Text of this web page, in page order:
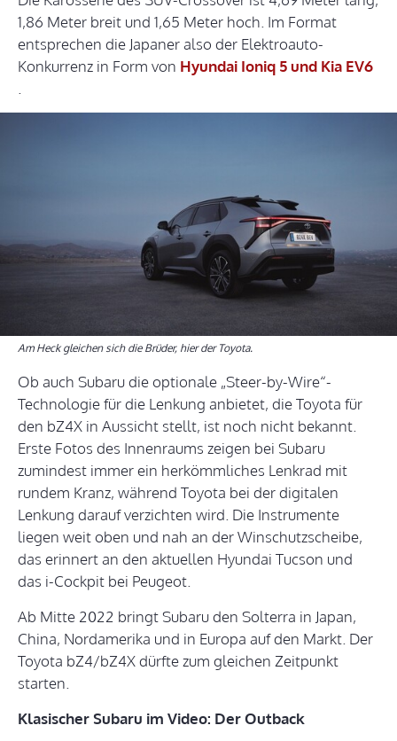
1,86 Meter breit und 1,65 Meter hoch. Im Format
entsprechen die Japaner also der Elektroauto-
Konkurrenz in Form von Hyundai Ioniq 5 und Kia EV6
.
Am Heck gleichen sich die Brüder, hier der Toyota.
Ob auch Subaru die optionale „Steer-by-Wire“-
Technologie für die Lenkung anbietet, die Toyota für
den bZ4X in Aussicht stellt, ist noch nicht bekannt.
Erste Fotos des Innenraums zeigen bei Subaru
zumindest immer ein herkömmliches Lenkrad mit
rundem Kranz, während Toyota bei der digitalen
Lenkung darauf verzichten wird. Die Instrumente
liegen weit oben und nah an der Winschutzscheibe,
das erinnert an den aktuellen Hyundai Tucson und
das i-Cockpit bei Peugeot.
Ab Mitte 2022 bringt Subaru den Solterra in Japan,
China, Nordamerika und in Europa auf den Markt. Der
Toyota bZ4/bZ4X dürfte zum gleichen Zeitpunkt
starten.
Klasischer Subaru im Video: Der Outback